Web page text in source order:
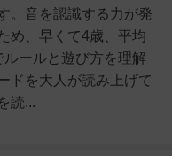
。音を認識する力が発
め、早くて4歳、平均
ールと遊び方を理解
ドを大人が読み上げて
読...